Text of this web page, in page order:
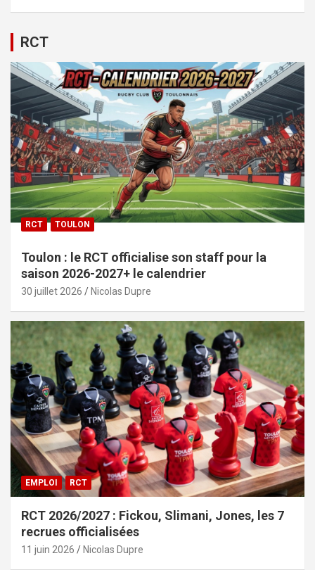
RCT
RCT TOULON
Toulon : le RCT officialise son staff pour la
saison 2026-2027+ le calendrier
30 juillet 2026 Nicolas Dupre
EMPLOI RCT
RCT 2026/2027 : Fickou, Slimani, Jones, les 7
recrues officialisées
11 juin 2026 Nicolas Dupre